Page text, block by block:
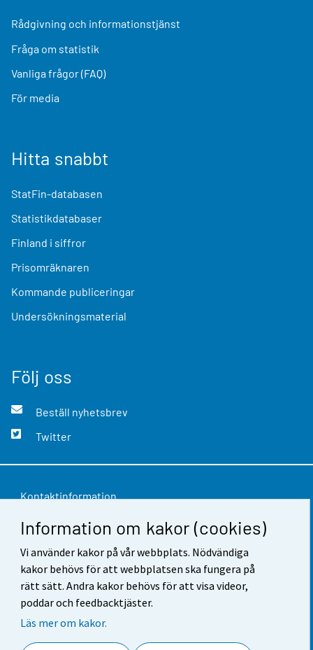
Information om kakor (cookies)
Vi använder kakor på vår webbplats. Nödvändiga
kakor behövs för att webbplatsen ska fungera på
rätt sätt. Andra kakor behövs för att visa videor,
poddar och feedbacktjäster.
Läs mer om kakor.
Rådgivning och informationstjänst
Fråga om statistik
Vanliga frågor (FAQ)
För media
Hitta snabbt
StatFin-databasen
Statistikdatabaser
Finland i siffror
Prisomräknaren
Kommande publiceringar
Undersökningsmaterial
Följ oss
Beställ nyhetsbrev
Twitter
Kontaktinformation
Respons
Användarvillkor
Dataskydd
Tillgänglighet